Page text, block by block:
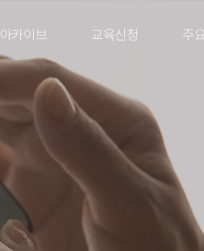
아카이브 교육신청 주